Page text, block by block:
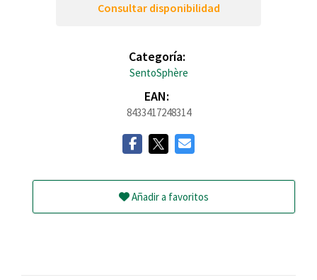
Consultar disponibilidad
Categoría:
SentoSphère
EAN:
8433417248314
Añadir a favoritos